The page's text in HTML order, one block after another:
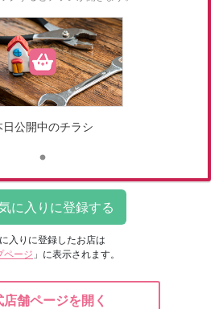
日公開中のチラシ
入りに登録したお店は
ページ 」に表示されます。
店舗ページを開く